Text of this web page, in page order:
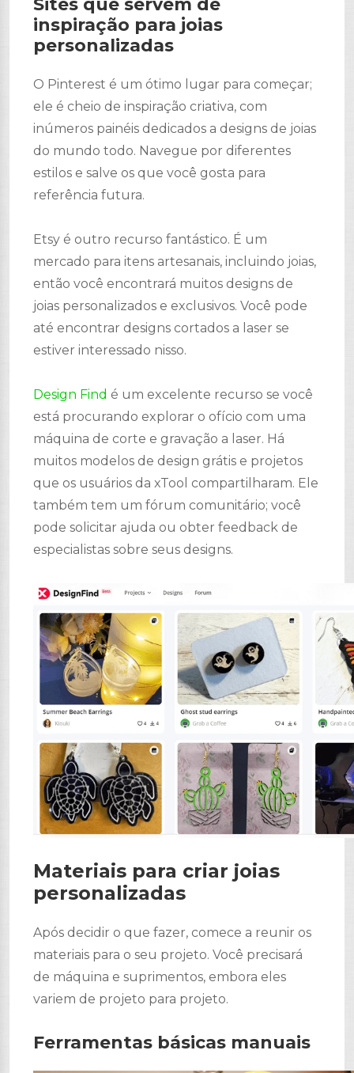
Sites que servem de
inspiração para joias
personalizadas
O Pinterest é um ótimo lugar para começar;
ele é cheio de inspiração criativa, com
inúmeros painéis dedicados a designs de joias
do mundo todo. Navegue por diferentes
estilos e salve os que você gosta para
referência futura.
Etsy é outro recurso fantástico. É um
mercado para itens artesanais, incluindo joias,
então você encontrará muitos designs de
joias personalizados e exclusivos. Você pode
até encontrar designs cortados a laser se
estiver interessado nisso.
Design Find é um excelente recurso se você
está procurando explorar o ofício com uma
máquina de corte e gravação a laser. Há
muitos modelos de design grátis e projetos
que os usuários da xTool compartilharam. Ele
também tem um fórum comunitário; você
pode solicitar ajuda ou obter feedback de
especialistas sobre seus designs.
Materiais para criar joias
personalizadas
Após decidir o que fazer, comece a reunir os
materiais para o seu projeto. Você precisará
de máquina e suprimentos, embora eles
variem de projeto para projeto.
Ferramentas básicas manuais